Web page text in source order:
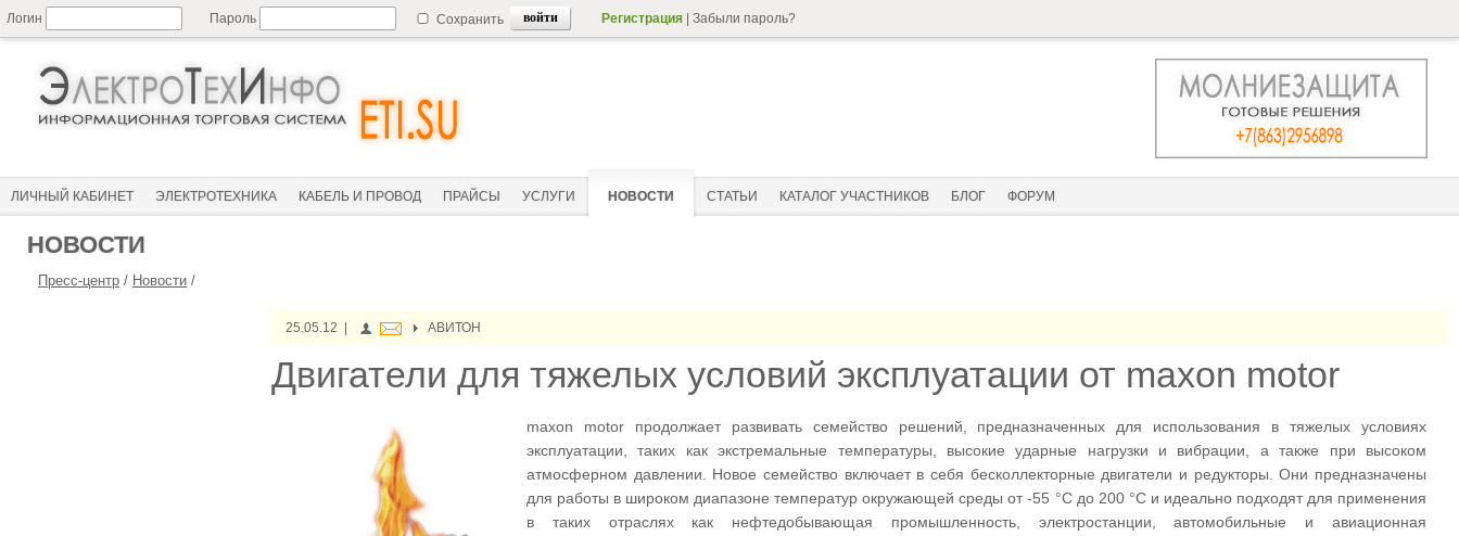
Логин Пароль Сохранить Регистрация Забыли пароль?
ЛИЧНЫЙ КАБИНЕТ ЭЛЕКТРОТЕХНИКА КАБЕЛЬ И ПРОВОД ПРАЙСЫ УСЛУГИ НОВОСТИ СТАТЬИ КАТАЛОГ УЧАСТНИКОВ БЛОГ ФОРУМ
НОВОСТИ
Пресс-центр / Новости /
25.05.12 | АВИТОН
Двигатели для тяжелых условий эксплуатации от maxon motor
maxon motor продолжает развивать семейство решений, предназначенных для использования в тяжелых условиях
эксплуатации, таких как экстремальные температуры, высокие ударные нагрузки и вибрации, а также при высоком
атмосферном давлении. Новое семейство включает в себя бесколлекторные двигатели и редукторы. Они предназначены
для работы в широком диапазоне температур окружающей среды от -55 °C до 200 °C и идеально подходят для применения
в таких отраслях как нефтедобывающая промышленность, электростанции, автомобильные и авиационная